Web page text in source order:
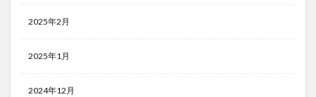
2025年2月
2025年1月
2024年12月